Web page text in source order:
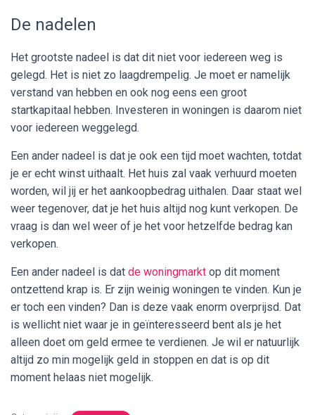
De nadelen
Het grootste nadeel is dat dit niet voor iedereen weg is
gelegd. Het is niet zo laagdrempelig. Je moet er namelijk
verstand van hebben en ook nog eens een groot
startkapitaal hebben. Investeren in woningen is daarom niet
voor iedereen weggelegd.
Een ander nadeel is dat je ook een tijd moet wachten, totdat
je er echt winst uithaalt. Het huis zal vaak verhuurd moeten
worden, wil jij er het aankoopbedrag uithalen. Daar staat wel
weer tegenover, dat je het huis altijd nog kunt verkopen. De
vraag is dan wel weer of je het voor hetzelfde bedrag kan
verkopen.
Een ander nadeel is dat de woningmarkt op dit moment
ontzettend krap is. Er zijn weinig woningen te vinden. Kun je
er toch een vinden? Dan is deze vaak enorm overprijsd. Dat
is wellicht niet waar je in geïnteresseerd bent als je het
alleen doet om geld ermee te verdienen. Je wil er natuurlijk
altijd zo min mogelijk geld in stoppen en dat is op dit
moment helaas niet mogelijk.